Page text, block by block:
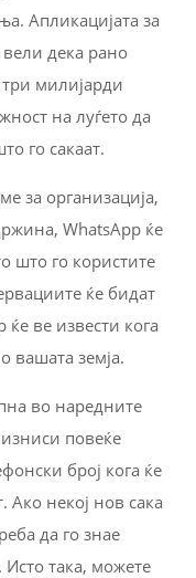
Апликацијата за
дека рано
милијарди
на луѓето да
го сакаат.
за организација,
WhatsApp ќе
што го користите
ќе бидат
ве извести кога
вашата земја.
во наредните
повеќе
број кога ќе
Ако некој нов сака
да го знае
така, можете